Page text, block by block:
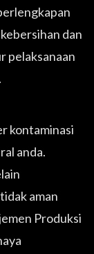
dan
pelaksanaan
kontaminasi
anda.
aman
Produksi